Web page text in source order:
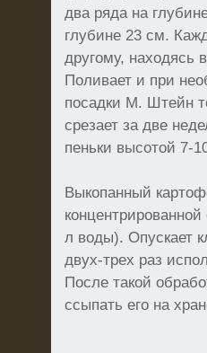
два ряда на
глубине 23 см.
другому, находясь
Поливает и при
посадки М. Штейн
срезает за две
пеньки высотой 7-
Выкопанный
л воды). Опускает
двух-трех раз
После такой
ссыпать его на